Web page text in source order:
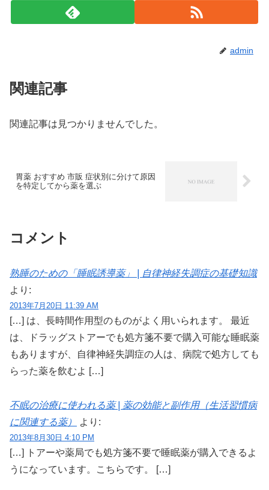
admin
関連記事
関連記事は見つかりませんでした。
胃薬 おすすめ 市販 症状別に分けて原因
を特定してから薬を選ぶ
コメント
熟睡のための「睡眠誘導薬」 | 自律神経失調症の基礎知識
より:
2013年7月20日 11:39 AM
[…] は、長時間作用型のものがよく用いられます。 最近
は、ドラッグストアーでも処方箋不要で購入可能な睡眠薬
もありますが、自律神経失調症の人は、病院で処方しても
らった薬を飲むよ […]
不眠の治療に使われる薬 | 薬の効能と副作用（生活習慣病
に関連する薬）
より:
2013年8月30日 4:10 PM
[…] トアーや薬局でも処方箋不要で睡眠薬が購入できるよ
うになっています。こちらです。 […]